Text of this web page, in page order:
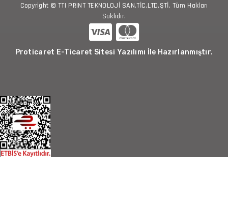
Copyright © TTI PRINT TEKNOLOJİ SAN.TİC.LTD.ŞTİ. Tüm Hakları
Saklıdır.
Proticaret E-Ticaret Sitesi Yazılımı İle Hazırlanmıştır.